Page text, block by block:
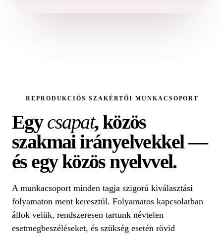
REPRODUKCIÓS SZAKÉRTŐI MUNKACSOPORT
Egycsapat, közös
szakmai irányelvekkel —
és egy közös nyelvvel.
A munkacsoport minden tagja szigorú kiválasztási
folyamaton ment keresztül. Folyamatos kapcsolatban
állok velük, rendszeresen tartunk névtelen
esetmegbeszéléseket, és szükség esetén rövid